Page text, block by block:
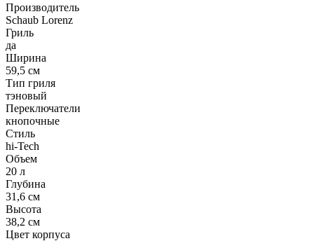
Производитель
Schaub Lorenz
Гриль
да
Ширина
59,5 см
Тип гриля
тэновый
Переключатели
кнопочные
Стиль
hi-Tech
Объем
20 л
Глубина
31,6 см
Высота
38,2 см
Цвет корпуса